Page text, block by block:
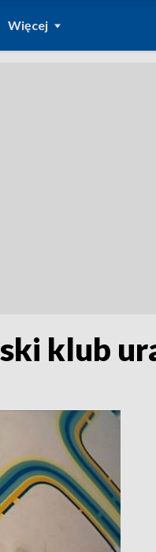
Więcej
klub